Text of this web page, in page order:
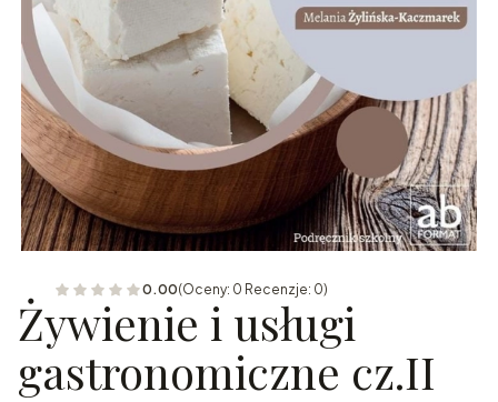
0.00(Oceny: 0 Recenzje: 0)
Żywienie i usługi
gastronomiczne cz.II